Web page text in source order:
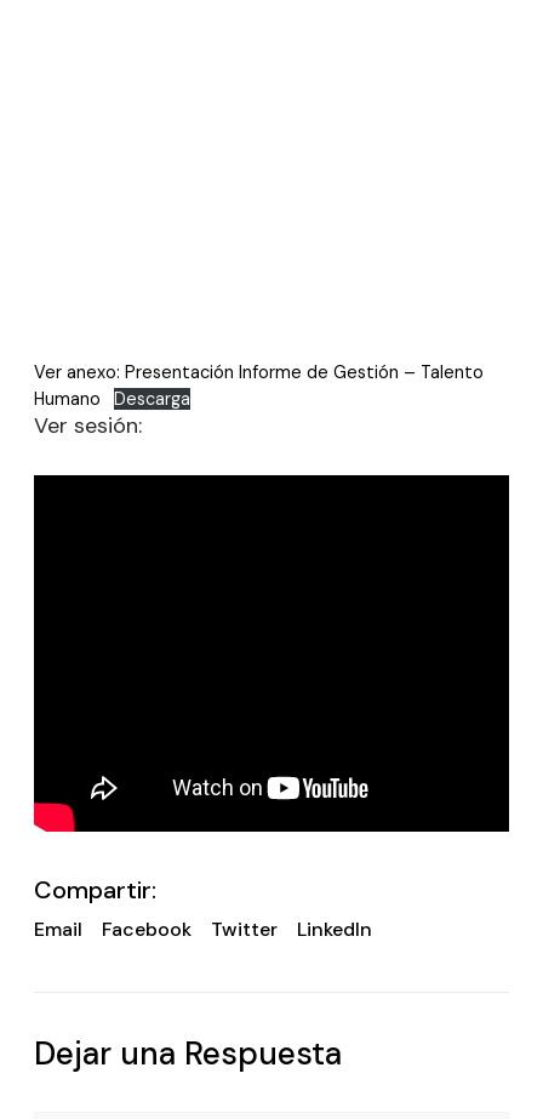
Ver anexo: Presentación Informe de Gestión – Talento
Humano
Descarga
Ver sesión:
Compartir:
Email Facebook Twitter LinkedIn
Dejar una Respuesta